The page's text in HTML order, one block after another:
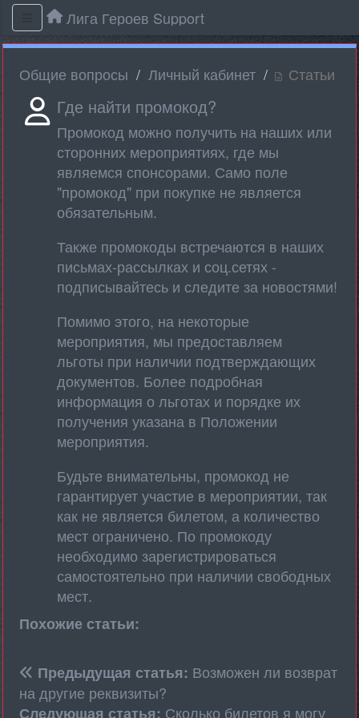
Лига Героев Support
Общие вопросы Личный кабинет Статьи
Где найти промокод?
Промокод можно получить на наших или
сторонних мероприятиях, где мы
являемся спонсорами. Само поле
"промокод" при покупке не является
обязательным.
Также промокоды встречаются в наших
письмах-рассылках и соц.сетях -
подписывайтесь и следите за новостями!
Помимо этого, на некоторые
мероприятия, мы предоставляем
льготы при наличии подтверждающих
документов. Более подробная
информация о льготах и порядке их
получения указана в Положении
мероприятия.
Будьте внимательны, промокод не
гарантирует участие в мероприятии, так
как не является билетом, а количество
мест ограничено. По промокоду
необходимо зарегистрироваться
самостоятельно при наличии свободных
мест.
Похожие статьи:
Предыдущая статья: Возможен ли возврат
на другие реквизиты?
Следующая статья: Сколько билетов я могу